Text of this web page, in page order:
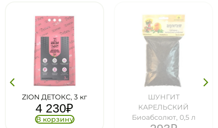
ZION ДЕТОКС, 3 кг
4 230₽
В корзину
ШУНГИТ
КАРЕЛЬСКИЙ
Биоабсолют, 0,5 л